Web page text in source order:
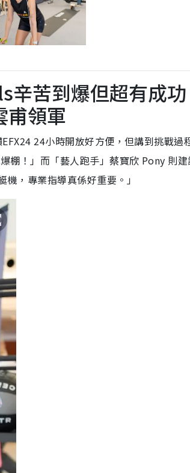
辛苦到爆但超有成功
甫領軍
24小時開放好方便，但講到挑戰過
棚！」而「藝人跑手」蔡寶欣 Pony 則
，專業指導真係好重要。」